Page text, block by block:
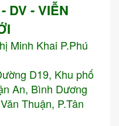
DV - VIỄN
Minh Khai P.Phú
D19, Khu phố
An, Bình Dương
Thuận, P.Tân